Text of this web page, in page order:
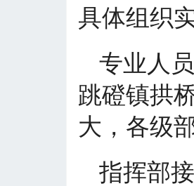
具体组织
专业人
跳磴镇拱
大，各级
指挥部